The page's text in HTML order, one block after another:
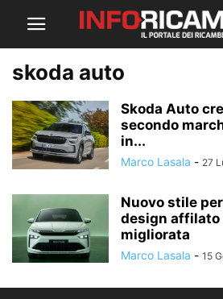
skoda auto
Skoda Auto
secondo
in...
Marco Lasala - 27
Nuovo stile
design affilato
migliorata
Marco Lasala - 15